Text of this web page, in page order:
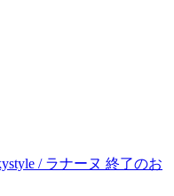
/ ラナーヌ 終了のお